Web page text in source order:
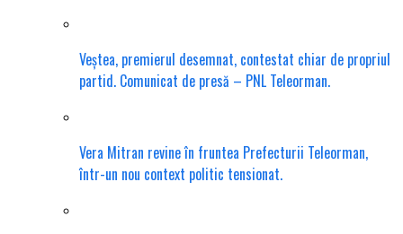
Veștea, premierul desemnat, contestat chiar de propriul
partid. Comunicat de presă – PNL Teleorman.
Vera Mitran revine în fruntea Prefecturii Teleorman,
într-un nou context politic tensionat.